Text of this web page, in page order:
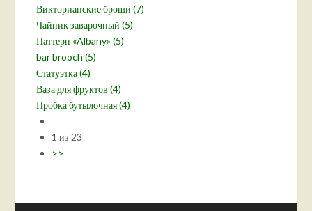
Викторианские броши (7)
Чайник заварочный (5)
Паттерн «Albany» (5)
bar brooch (5)
Статуэтка (4)
Ваза для фруктов (4)
Пробка бутылочная (4)
1 из 23
>>